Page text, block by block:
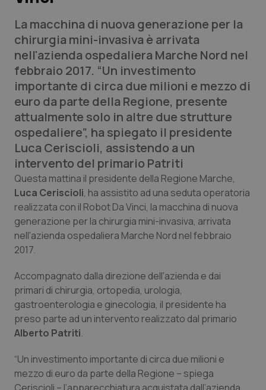
Lettere al direttore
Edizioni Regionali
QS Pro
Professionisti Sanitari.AI
Abruzzo
Basilicata
Calabria
Campania
Friuli Venezia Giulia
Lazio
Liguria
QS Pro Gold
Artrite & artrosi
Asma & BPCO
Car-T
Dermatite Atopica
Diabete & glucometri
Disturbi dell’umore
QS Club Newsletter
La macchina di nuova generazione per la
chirurgia mini-invasiva è arrivata
nell'azienda ospedaliera Marche Nord nel
febbraio 2017. “Un investimento
importante di circa due milioni e mezzo di
euro da parte della Regione, presente
attualmente solo in altre due strutture
ospedaliere”, ha spiegato il presidente
Luca Ceriscioli, assistendo a un
intervento del primario Patriti
Questa mattina il presidente della Regione Marche,
Luca Ceriscioli, ha assistito ad una seduta operatoria
realizzata con il Robot Da Vinci, la macchina di nuova
generazione per la chirurgia mini-invasiva, arrivata
nell'azienda ospedaliera Marche Nord nel febbraio
2017.
Accompagnato dalla direzione dell'azienda e dai
primari di chirurgia, ortopedia, urologia,
gastroenterologia e ginecologia, il presidente ha
preso parte ad un intervento realizzato dal primario
Alberto Patriti.
“Un investimento importante di circa due milioni e
mezzo di euro da parte della Regione – spiega